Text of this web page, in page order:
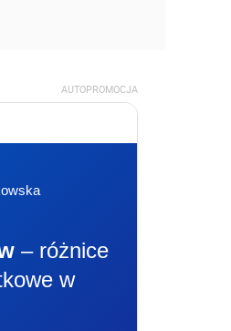
AUTOPROMOCJA
– różnice
w